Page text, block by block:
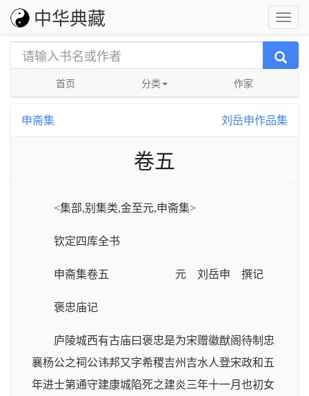
中华典藏
首页 分类 作家
申斋集 刘岳申作品集
卷五
<集部,别集类,金至元,申斋集>
钦定四库全书
申斋集卷五 元 刘岳申 撰记
褒忠庙记
庐陵城西有古庙曰褒忠是为宋赠徽猷阁待制忠
襄杨公之祠公讳邦又字希稷吉州吉水人登宋政和五
年进士第通守建康城陷死之建炎三年十一月也初女